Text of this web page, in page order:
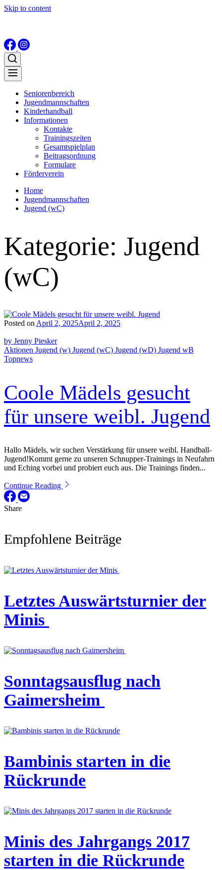
Skip to content
Seniorenbereich
Jugendmannschaften
Kinderhandball
Informationen
Kontakte
Trainingszeiten
Gesamtspielplan
Beitragsordnung
Formulare
Förderverein
Home
Jugendmannschaften
Jugend (wC)
Kategorie: Jugend
(wC)
Posted on April 2, 2025April 2, 2025
by Jenny Piesker
Aktionen Jugend (w) Jugend (wC) Jugend (wD) Jugend wB
Topnews
Coole Mädels gesucht
für unsere weibl. Jugend
Hallo Mädels, wir suchen Verstärkung für unsere weibl. Handball-
Jugend!Kommt gerne zu unseren Schnupper-Trainings in Neufahrn
und Eching vorbei und probiert euch aus. Die Trainings finden...
Continue Reading
Share
Empfohlene Beiträge
Letztes Auswärtsturnier der
Minis
Sonntagsausflug nach
Gaimersheim
Bambinis starten in die
Rückrunde
Minis des Jahrgangs 2017
starten in die Rückrunde